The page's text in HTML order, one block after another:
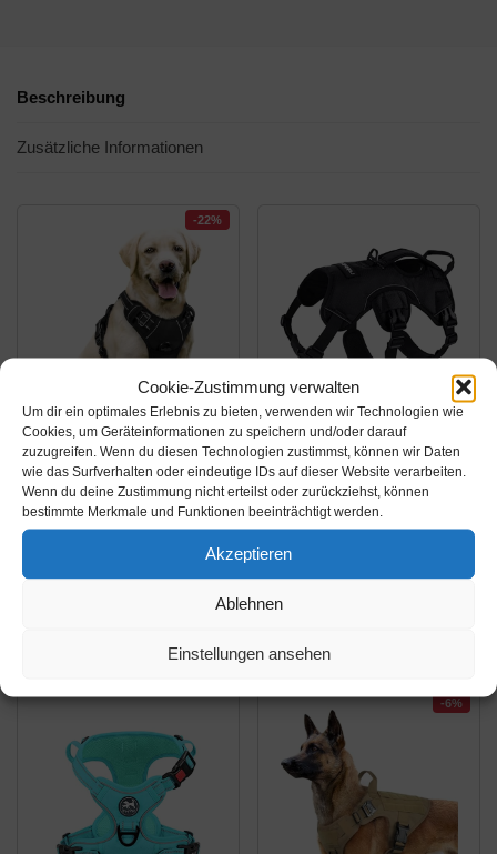
Cookie-Zustimmung verwalten
Um dir ein optimales Erlebnis zu bieten, verwenden wir Technologien wie
Cookies, um Geräteinformationen zu speichern und/oder darauf
zuzugreifen. Wenn du diesen Technologien zustimmst, können wir Daten
wie das Surfverhalten oder eindeutige IDs auf dieser Website verarbeiten.
Wenn du deine Zustimmung nicht erteilst oder zurückziehst, können
bestimmte Merkmale und Funktionen beeinträchtigt werden.
Akzeptieren
Ablehnen
Einstellungen ansehen
Beschreibung
Zusätzliche Informationen
-22%
Amazon.de
16,98€21,99€
rabbitgoo No-Pull
Führung Einstellbar
Weich Schwarz L
Amazon.de
34,99€
rabbitgoo No-Pull
Reflektierendes
Hundeweste für
Outdoor,...
-6%